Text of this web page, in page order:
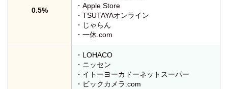
0.5%
・Apple Store
・TSUTAYAオンライン
・じゃらん
・一休.com
・LOHACO
・ニッセン
・イトーヨーカドーネットスーパー
・ビックカメラ.com